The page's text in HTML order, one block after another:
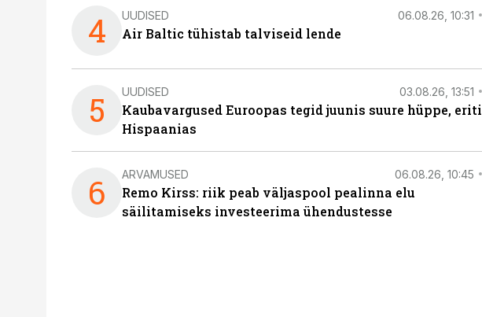
4 UUDISED 06.08.26, 10:31
Air Baltic tühistab talviseid lende
5 UUDISED 03.08.26, 13:51
Kaubavargused Euroopas tegid juunis suure hüppe, eriti
Hispaanias
6 ARVAMUSED 06.08.26, 10:45
Remo Kirss: riik peab väljaspool pealinna elu
säilitamiseks investeerima ühendustesse